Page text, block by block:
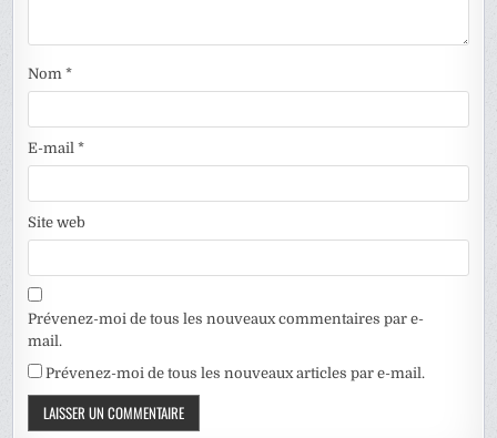
Nom*
E-mail*
Site web
Prévenez-moi de tous les nouveaux commentaires par e-
mail.
Prévenez-moi de tous les nouveaux articles par e-mail.